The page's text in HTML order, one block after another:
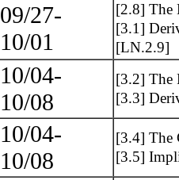
09/27-
10/01
[2.8] The
[3.1]
[LN.2.9]
10/04-
10/08
[3.2] The
[3.3]
10/04-
10/08
[3.4] The
[3.5]